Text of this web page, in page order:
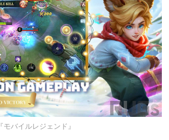
『モバイルレジェンド』